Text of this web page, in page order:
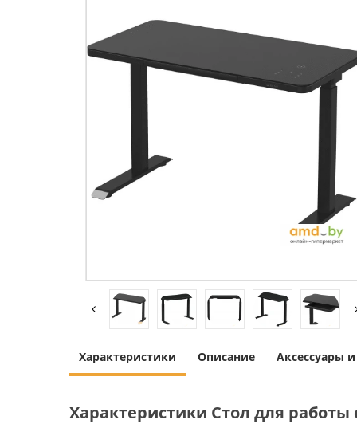
Характеристики Описание Аксессуары
Характеристики Стол для работы